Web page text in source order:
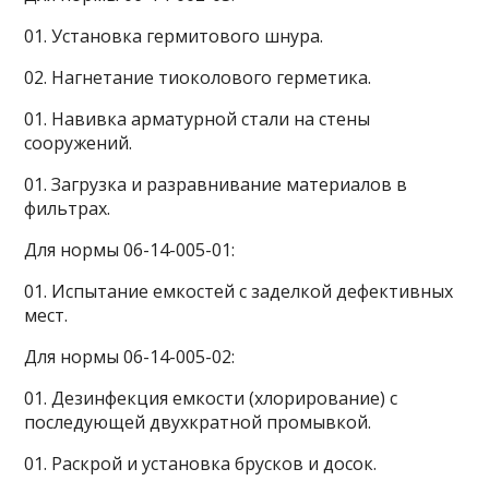
01. Установка гермитового шнура.
02. Нагнетание тиоколового герметика.
01. Навивка арматурной стали на стены
сооружений.
01. Загрузка и разравнивание материалов в
фильтрах.
Для нормы 06-14-005-01:
01. Испытание емкостей с заделкой дефективных
мест.
Для нормы 06-14-005-02:
01. Дезинфекция емкости (хлорирование) с
последующей двухкратной промывкой.
01. Раскрой и установка брусков и досок.